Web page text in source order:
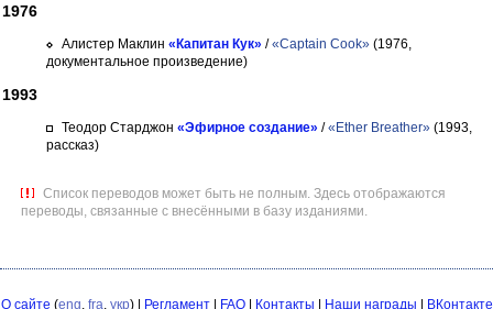
1976
Алистер Маклин «Капитан Кук» /«Captain Cook» (1976,
документальное произведение)
1993
Теодор Старджон «Эфирное создание» /«Ether Breather» (1993,
рассказ)
Список переводов может быть не полным. Здесь отображаются
переводы, связанные с внесёнными в базу изданиями.
О сайте (eng, fra, укр) | Регламент| FAQ| Контакты Наши награды ВКонтакте